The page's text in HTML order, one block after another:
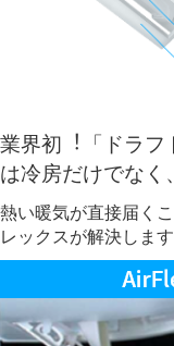
業界初︕「ドラフ
は冷房だけでな
熱い暖気が直接届く
レックスが解決します